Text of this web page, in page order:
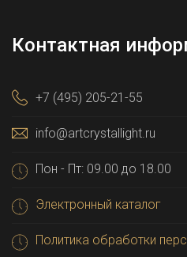
Контактная
+7 (495) 205-21-55
info@artcrystallight.ru
Пон - Пт: 09.00 до 18.00
Электронный каталог
Политика обработки